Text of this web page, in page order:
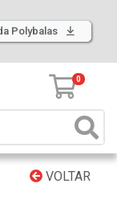
Polybalas
0
VOLTAR